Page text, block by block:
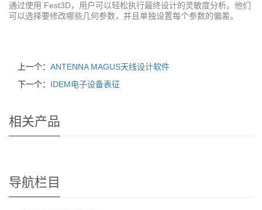
通过使用 Fest3D，用户可以轻松执行最终设计的灵敏度分析。他们
可以选择要修改哪些几何参数，并且单独设置每个参数的偏差。
上一个： ANTENNA MAGUS天线设计软件
下一个： IDEM电子设备表征
相关产品
导航栏目